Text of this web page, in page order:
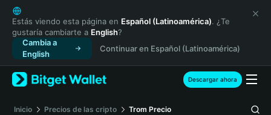
English
日本語
Tiếng Việt
Русский
Español (Latinoamérica)
Türkçe
Français
Estás viendo esta página en Español (Latinoamérica). ¿Te
gustaría cambiarte a English?
Cambia a
English
Continuar en Español (Latinoamérica)
Descargar ahora
Inicio Precios de las cripto Trom Precio